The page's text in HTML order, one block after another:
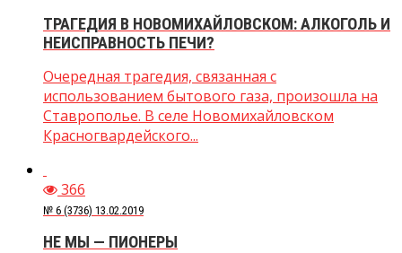
ТРАГЕДИЯ В НОВОМИХАЙЛОВСКОМ: АЛКОГОЛЬ И
НЕИСПРАВНОСТЬ ПЕЧИ?
Очередная трагедия, связанная с
использованием бытового газа, произошла на
Ставрополье. В селе Новомихайловском
Красногвардейского...
366
№ 6 (3736) 13.02.2019
НЕ МЫ — ПИОНЕРЫ